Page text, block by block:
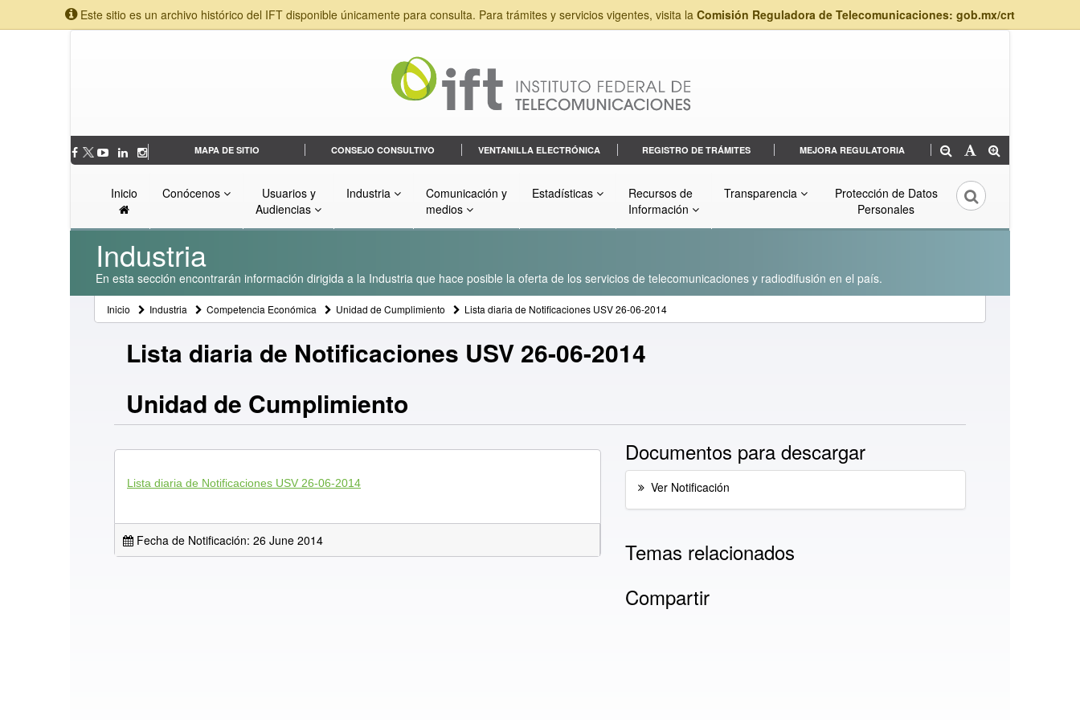
Este sitio es un archivo histórico del IFT disponible únicamente para consulta. Para trámites y servicios vigentes, visita la Comisión Reguladora de Telecomunicaciones: gob.mx/crt
MAPA DE SITIO CONSEJO CONSULTIVO VENTANILLA ELECTRÓNICA REGISTRO DE TRÁMITES MEJORA REGULATORIA
Inicio Conócenos
Usuarios y
Audiencias
Industria
Comunicación y
medios
Estadísticas
Recursos de
Información
Transparencia
Protección de Datos
Personales
Industria
En esta sección encontrarán información dirigida a la Industria que hace posible la oferta de los servicios de telecomunicaciones y radiodifusión en el país.
Inicio Industria Competencia Económica Unidad de Cumplimiento Lista diaria de Notificaciones USV 26-06-2014
Lista diaria de Notificaciones USV 26-06-2014
Unidad de Cumplimiento
Lista diaria de Notificaciones USV 26-06-2014
Fecha de Notificación: 26 June 2014
Documentos para descargar
Ver Notificación
Temas relacionados
Compartir